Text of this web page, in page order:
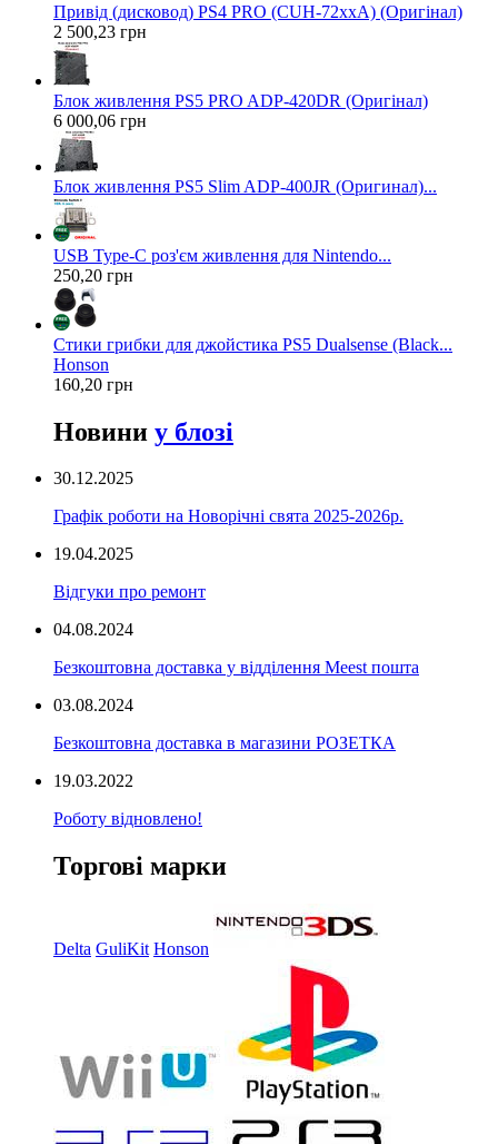
Привід (дисковод) PS4 PRO (CUH-72xxA) (Оригінал)
2 500,23 грн
Блок живлення PS5 PRO ADP-420DR (Оригінал)
6 000,06 грн
Блок живлення PS5 Slim ADP-400JR (Оригинал)...
USB Type-C роз'єм живлення для Nintendo...
250,20 грн
Стики грибки для джойстика PS5 Dualsense (Black...
Honson
160,20 грн
Новини у блозі
30.12.2025
Графік роботи на Новорічні свята 2025-2026р.
19.04.2025
Відгуки про ремонт
04.08.2024
Безкоштовна доставка у відділення Meest пошта
03.08.2024
Безкоштовна доставка в магазини РОЗЕТКА
19.03.2022
Роботу відновлено!
Торгові марки
Delta GuliKit Honson